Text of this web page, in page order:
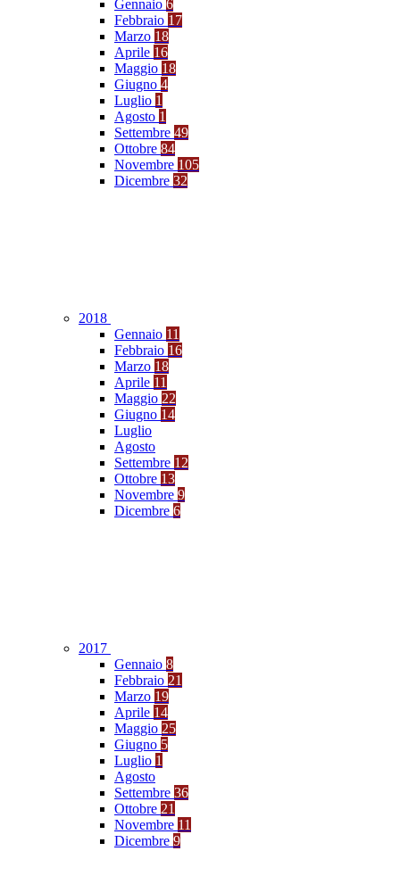
Gennaio 6
Febbraio 17
Marzo 18
Aprile 16
Maggio 18
Giugno 4
Luglio 1
Agosto 1
Settembre 49
Ottobre 84
Novembre 105
Dicembre 32
2018
Gennaio 11
Febbraio 16
Marzo 18
Aprile 11
Maggio 22
Giugno 14
Luglio
Agosto
Settembre 12
Ottobre 13
Novembre 9
Dicembre 6
2017
Gennaio 8
Febbraio 21
Marzo 19
Aprile 14
Maggio 25
Giugno 5
Luglio 1
Agosto
Settembre 36
Ottobre 21
Novembre 11
Dicembre 9